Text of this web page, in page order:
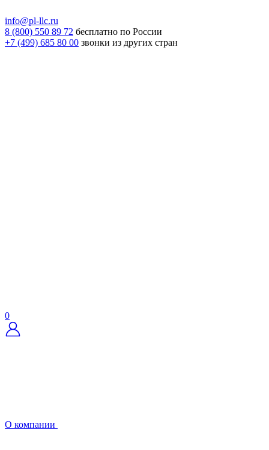
info@pl-llc.ru
8 (800) 550 89 72 бесплатно по России
+7 (499) 685 80 00 звонки из других стран
0
О компании